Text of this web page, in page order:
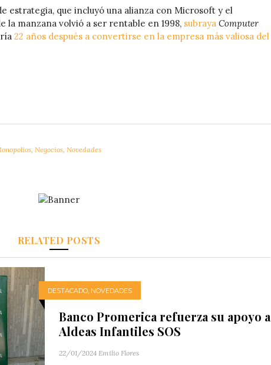
estrategia, que incluyó una alianza con Microsoft y el
la manzana volvió a ser rentable en 1998, subraya Computer
22 años después a convertirse en la empresa más valiosa del
, Negocios, Novedades
RELATED POSTS
DESTACADO, NOVEDADES
Banco Promerica refuerza su apoyo a
Aldeas Infantiles SOS
22/01/2024 Emilio Flores